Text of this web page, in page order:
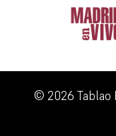
© 2026 Tablao